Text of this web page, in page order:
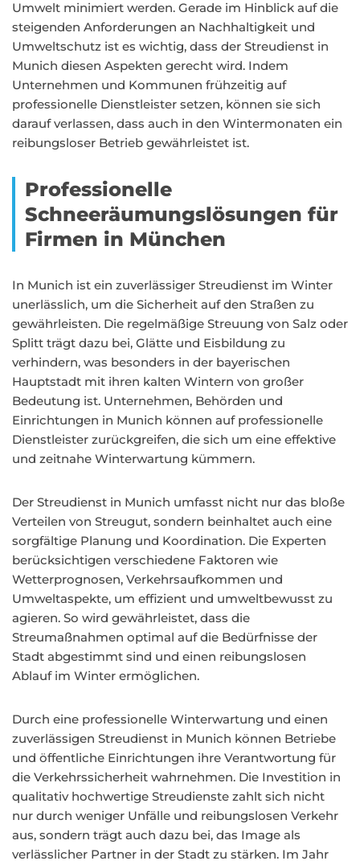
Umwelt minimiert werden. Gerade im Hinblick auf die
steigenden Anforderungen an Nachhaltigkeit und
Umweltschutz ist es wichtig, dass der Streudienst in
Munich diesen Aspekten gerecht wird. Indem
Unternehmen und Kommunen frühzeitig auf
professionelle Dienstleister setzen, können sie sich
darauf verlassen, dass auch in den Wintermonaten ein
reibungsloser Betrieb gewährleistet ist.
Professionelle
Schneeräumungslösungen für
Firmen in München
In Munich ist ein zuverlässiger Streudienst im Winter
unerlässlich, um die Sicherheit auf den Straßen zu
gewährleisten. Die regelmäßige Streuung von Salz oder
Splitt trägt dazu bei, Glätte und Eisbildung zu
verhindern, was besonders in der bayerischen
Hauptstadt mit ihren kalten Wintern von großer
Bedeutung ist. Unternehmen, Behörden und
Einrichtungen in Munich können auf professionelle
Dienstleister zurückgreifen, die sich um eine effektive
und zeitnahe Winterwartung kümmern.
Der Streudienst in Munich umfasst nicht nur das bloße
Verteilen von Streugut, sondern beinhaltet auch eine
sorgfältige Planung und Koordination. Die Experten
berücksichtigen verschiedene Faktoren wie
Wetterprognosen, Verkehrsaufkommen und
Umweltaspekte, um effizient und umweltbewusst zu
agieren. So wird gewährleistet, dass die
Streumaßnahmen optimal auf die Bedürfnisse der
Stadt abgestimmt sind und einen reibungslosen
Ablauf im Winter ermöglichen.
Durch eine professionelle Winterwartung und einen
zuverlässigen Streudienst in Munich können Betriebe
und öffentliche Einrichtungen ihre Verantwortung für
die Verkehrssicherheit wahrnehmen. Die Investition in
qualitativ hochwertige Streudienste zahlt sich nicht
nur durch weniger Unfälle und reibungslosen Verkehr
aus, sondern trägt auch dazu bei, das Image als
verlässlicher Partner in der Stadt zu stärken. Im Jahr